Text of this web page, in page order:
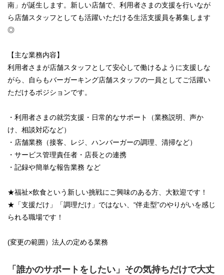
南」が誕生します。新しい店舗で、利用者さまの支援を行いなが
ら店舗スタッフとしても活躍いただける生活支援員を募集します
◎
【主な業務内容】
利用者さまが店舗スタッフとして安心して働けるように支援しな
がら、自らもバーガーキング店舗スタッフの一員としてご活躍い
ただけるポジションです。
・利用者さまの就労支援・日常的なサポート（業務説明、声か
け、相談対応など）
・店舗業務（接客、レジ、ハンバーガーの調理、清掃など）
・サービス管理責任者・店長との連携
・記録や簡単な報告業務 など
★福祉×飲食という新しい挑戦にご興味のある方、大歓迎です！
★「支援だけ」「調理だけ」ではない、“伴走型”のやりがいを感じ
られる職場です！
(変更の範囲）法人の定める業務
「誰かのサポートをしたい」その気持ちだけで大丈